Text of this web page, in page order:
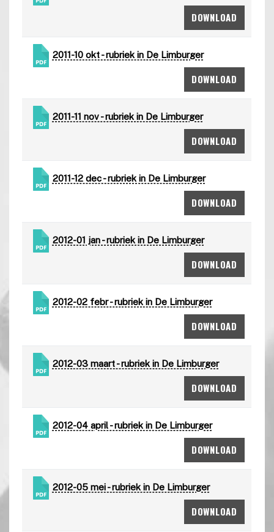
DOWNLOAD
2011-10 okt - rubriek in De Limburger
DOWNLOAD
2011-11 nov - rubriek in De Limburger
DOWNLOAD
2011-12 dec - rubriek in De Limburger
DOWNLOAD
2012-01 jan - rubriek in De Limburger
DOWNLOAD
2012-02 febr - rubriek in De Limburger
DOWNLOAD
2012-03 maart - rubriek in De Limburger
DOWNLOAD
2012-04 april - rubriek in De Limburger
DOWNLOAD
2012-05 mei - rubriek in De Limburger
DOWNLOAD